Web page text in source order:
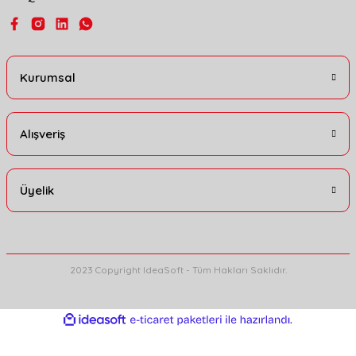
Kurumsal
Alışveriş
Üyelik
2023 Copyright IdeaSoft - Tüm Hakları Saklıdır.
ideasoft
e-